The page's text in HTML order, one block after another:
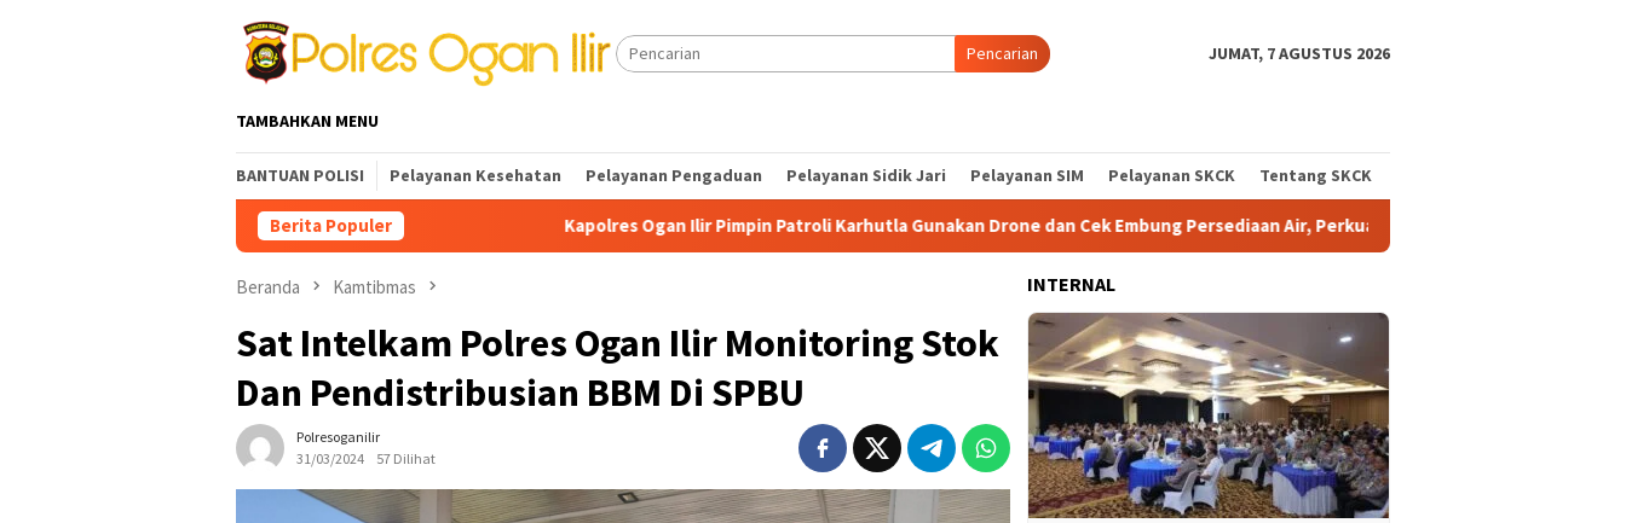
Pencarian JUMAT, 7 AGUSTUS 2026
TAMBAHKAN MENU
BANTUAN POLISI Pelayanan Kesehatan Pelayanan Pengaduan Pelayanan Sidik Jari Pelayanan SIM Pelayanan SKCK Tentang SKCK
Berita PopulerKapolres Ogan Ilir Pimpin Patroli Karhutla Gunakan Drone dan Cek Embung Persediaan Air, Perkuat Kesiapsiagaan Hadapi Musim Kemarau
Beranda Kamtibmas
Sat Intelkam Polres Ogan Ilir Monitoring Stok
Dan Pendistribusian BBM Di SPBU
Polresoganilir
31/03/2024
57 Dilihat
INTERNAL